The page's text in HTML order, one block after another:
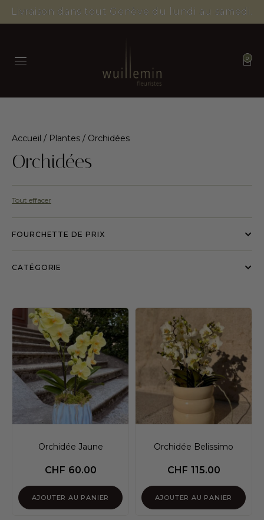
Livraison dans tout Genève du lundi au samedi.
0
Accueil / Plantes / Orchidées
Orchidées
Tout effacer
FOURCHETTE DE PRIX
CATÉGORIE
Orchidée Jaune
CHF 60.00
AJOUTER AU PANIER
Orchidée Belissimo
CHF 115.00
AJOUTER AU PANIER